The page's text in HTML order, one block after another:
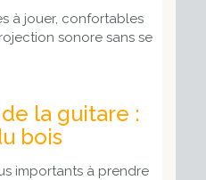
à jouer, confortables
sonore sans se
la guitare :
bois
importants à prendre